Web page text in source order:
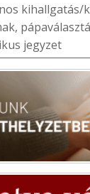
kihallgatás/
,
jegyzet